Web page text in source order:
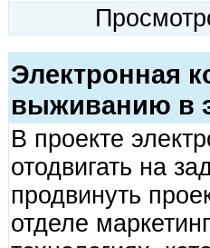
Электронная
выживанию в
В проекте
отодвигать на
продвинуть
отделе